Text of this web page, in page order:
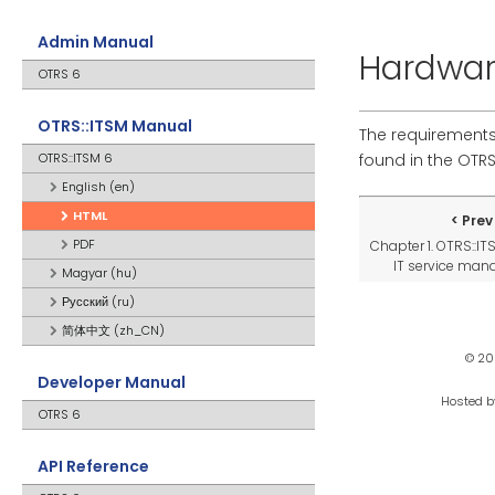
Admin Manual
OTRS 6
OTRS::ITSM Manual
OTRS::ITSM 6
English (en)
HTML
PDF
Magyar (hu)
Русский (ru)
简体中文 (zh_CN)
Developer Manual
OTRS 6
API Reference
The
found in the
Prev
Chapter 1.
IT service
©
Hosted